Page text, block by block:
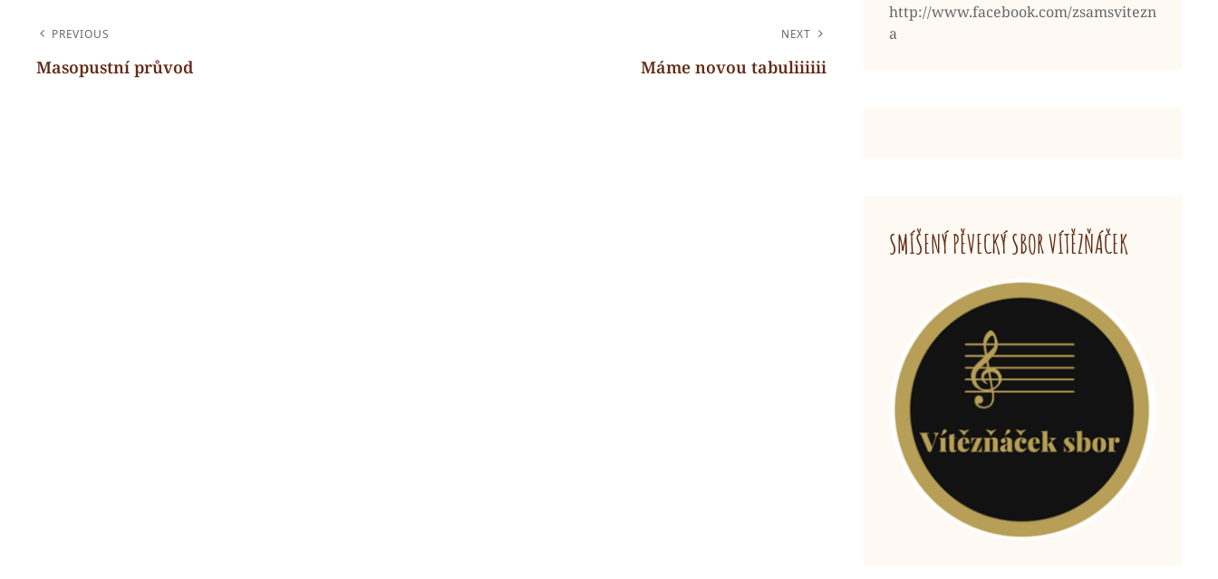
NAVIGACE
PRO
PREVIOUS
Masopustní průvod
NEXT
Máme novou tabuliiiiii
http://www.facebook.com/zsamsvitezn
a
SMÍŠENÝ PĚVECKÝ SBOR VÍTĚZŇÁČEK